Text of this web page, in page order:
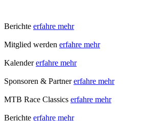
Berichte erfahre mehr
Mitglied werden erfahre mehr
Kalender erfahre mehr
Sponsoren & Partner erfahre mehr
MTB Race Classics erfahre mehr
Berichte erfahre mehr